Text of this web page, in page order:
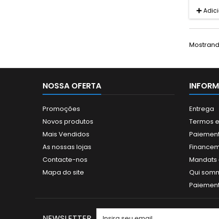
NOSSA OFERTA
Promoções
Novos produtos
Mais Vendidos
As nossas lojas
Contacte-nos
Mapa do site
Entrega
Termos
Mandats
Qui